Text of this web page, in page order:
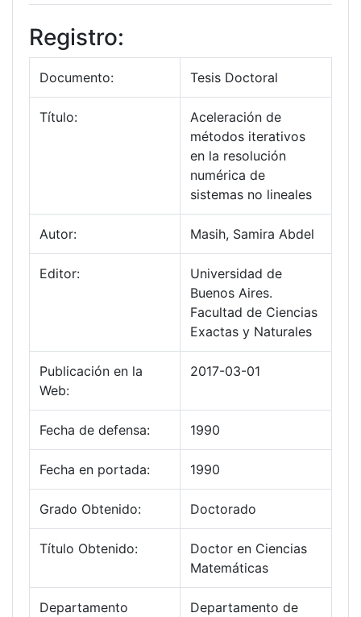
Registro:
Documento: Tesis Doctoral
Título:
Aceleración de
métodos iterativos
en la resolución
numérica de
sistemas no lineales
Autor: Masih, Samira Abdel
Editor:
Universidad de
Buenos Aires.
Facultad de Ciencias
Exactas y Naturales
Publicación en la
Web:
2017-03-01
Fecha de defensa: 1990
Fecha en portada: 1990
Grado Obtenido: Doctorado
Título Obtenido:
Doctor en Ciencias
Matemáticas
Departamento
Departamento de